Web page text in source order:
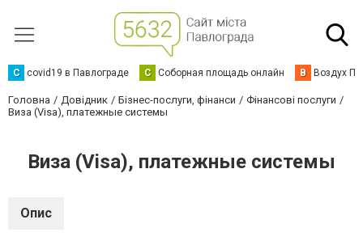
C covid19 в Павлограде С Соборная площадь онлайн В Воздух
Головна Довідник Бізнес-послуги, фінанси
Фінансові послуги
Виза (Visa), платежные системы
Виза (Visa), платежные системы
Опис